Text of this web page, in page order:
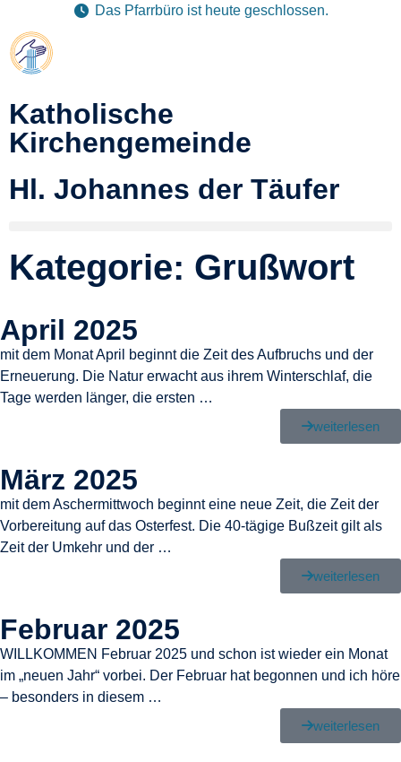
Das Pfarrbüro ist heute geschlossen.
Katholische
Kirchengemeinde
Hl. Johannes der Täufer
Kategorie: Grußwort
April 2025
mit dem Monat April beginnt die Zeit des Aufbruchs und der
Erneuerung. Die Natur erwacht aus ihrem Winterschlaf, die
Tage werden länger, die ersten …
weiterlesen
März 2025
mit dem Aschermittwoch beginnt eine neue Zeit, die Zeit der
Vorbereitung auf das Osterfest. Die 40-tägige Bußzeit gilt als
Zeit der Umkehr und der …
weiterlesen
Februar 2025
WILLKOMMEN Februar 2025 und schon ist wieder ein Monat
im „neuen Jahr“ vorbei. Der Februar hat begonnen und ich höre
– besonders in diesem …
weiterlesen